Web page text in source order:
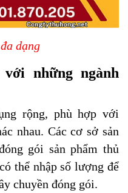
dạng
những ngành
rộng, phù hợp với
nhau. Các cơ sở sản
gói sản phẩm thủ
thể nhập số lượng để
chuyền đóng gói.